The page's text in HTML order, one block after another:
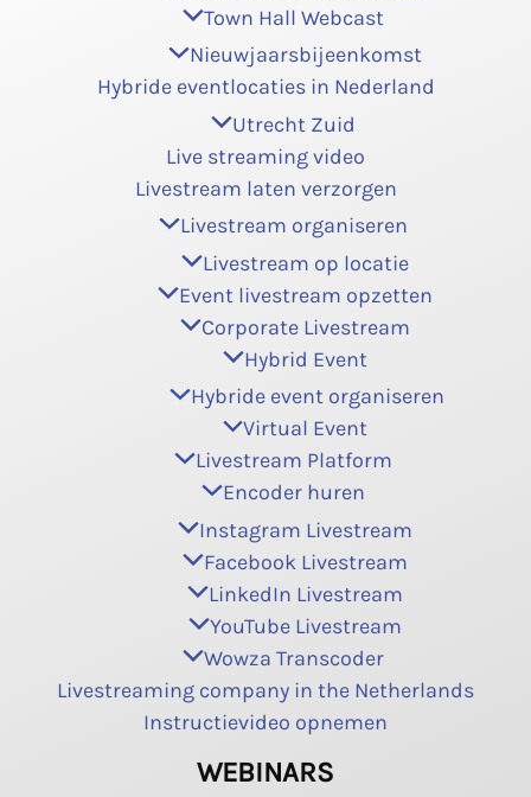
Town Hall Webcast
Nieuwjaarsbijeenkomst
Hybride eventlocaties in Nederland
Utrecht Zuid
Live streaming video
Livestream laten verzorgen
Livestream organiseren
Livestream op locatie
Event livestream opzetten
Corporate Livestream
Hybrid Event
Hybride event organiseren
Virtual Event
Livestream Platform
Encoder huren
Instagram Livestream
Facebook Livestream
LinkedIn Livestream
YouTube Livestream
Wowza Transcoder
Livestreaming company in the Netherlands
Instructievideo opnemen
WEBINARS